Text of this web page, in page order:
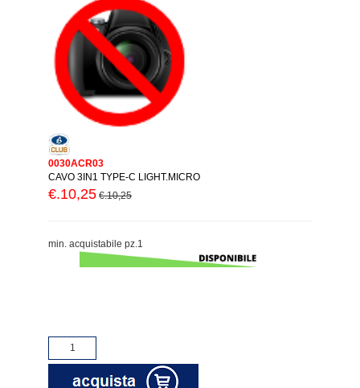
0030ACR03
CAVO 3IN1 TYPE-C LIGHT.MICRO
€.10,25 €.10,25
min. acquistabile pz.1